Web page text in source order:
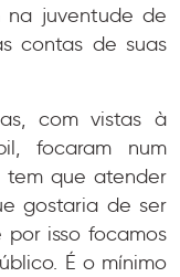
na juventude de
contas de suas
com vistas à
focaram num
tem que atender
gostaria de ser
por isso focamos
É o mínimo